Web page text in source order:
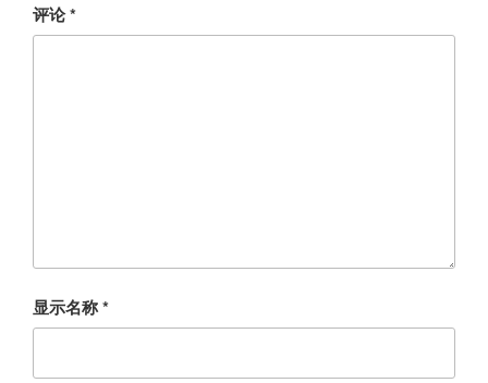
评论*
显示名称*